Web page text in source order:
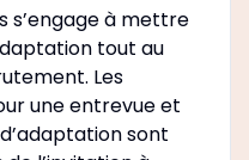
s’engage à mettre
tout au
Les
une entrevue et
sont